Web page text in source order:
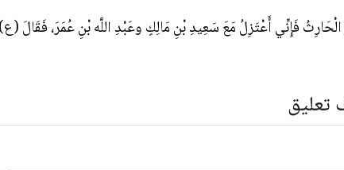
فَإِنِّي أَعْتَزِلُ مَعَ سَعِيدِ بْنِ مَالِكٍ وعَبْدِ اللَّه بْنِ عُمَرَ، فَقَالَ